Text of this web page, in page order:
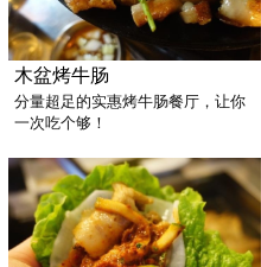
木盆烤牛肠
分量超足的实惠烤牛肠餐厅，让你
一次吃个够！